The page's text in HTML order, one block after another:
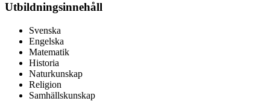
Utbildningsinnehåll
Svenska
Engelska
Matematik
Historia
Naturkunskap
Religion
Samhällskunskap